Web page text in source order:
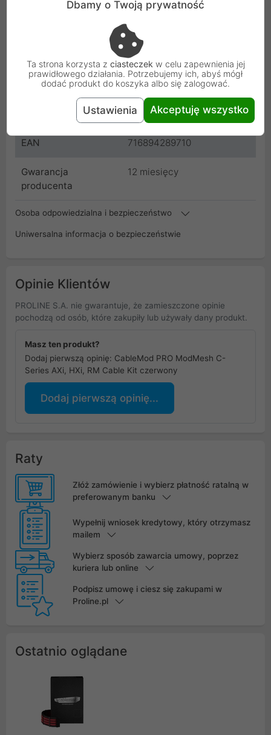
Czerwony
Cablemod
CM-PCSI-FKIT-NKR-R
ZUAD-915
EAN 716894289710
Gwarancja
producenta
12 miesięcy
Osoba odpowiedzialna i bezpieczeństwo
Uniwersalna informacja o bezpieczeństwie
Opinie Klientów
PROLINE S.A. nie gwarantuje, że zamieszczone opinie
pochodzą od osób, które zakupiły lub używały dany produkt.
Masz ten produkt?
Dodaj pierwszą opinię: CableMod PRO ModMesh C-
Series AXi, HXi, RM Cable Kit czerwony
Dodaj pierwszą opinię...
Raty
Złóż zamówienie i wybierz płatność ratalną w
preferowanym banku
Wypełnij wniosek kredytowy, który otrzymasz
mailem
Wybierz sposób zawarcia umowy, poprzez
kuriera lub online
Podpisz umowę i ciesz się zakupami w
Proline.pl
Ostatnio oglądane
Dbamy o Twoją prywatność
Ta strona korzysta z ciasteczek w celu zapewnienia jej
prawidłowego działania. Potrzebujemy ich, abyś mógł
dodać produkt do koszyka albo się zalogować.
Ustawienia Akceptuję wszystko